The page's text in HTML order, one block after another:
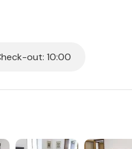
attrezzato con tavolo e
per tutti i posti letto
out: 10:00